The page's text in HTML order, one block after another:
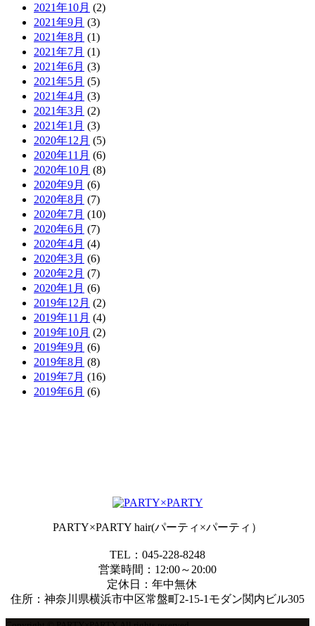
2021年10月 (2)
2021年9月 (3)
2021年8月 (1)
2021年7月 (1)
2021年6月 (3)
2021年5月 (5)
2021年4月 (3)
2021年3月 (2)
2021年1月 (3)
2020年12月 (5)
2020年11月 (6)
2020年10月 (8)
2020年9月 (6)
2020年8月 (7)
2020年7月 (10)
2020年6月 (7)
2020年4月 (4)
2020年3月 (6)
2020年2月 (7)
2020年1月 (6)
2019年12月 (2)
2019年11月 (4)
2019年10月 (2)
2019年9月 (6)
2019年8月 (8)
2019年7月 (16)
2019年6月 (6)
PARTY×PARTY hair(パーティ×パーティ）
TEL：045-228-8248
営業時間：12:00～20:00
定休日：年中無休
住所：神奈川県横浜市中区常盤町2-15-1モダン関内ビル305